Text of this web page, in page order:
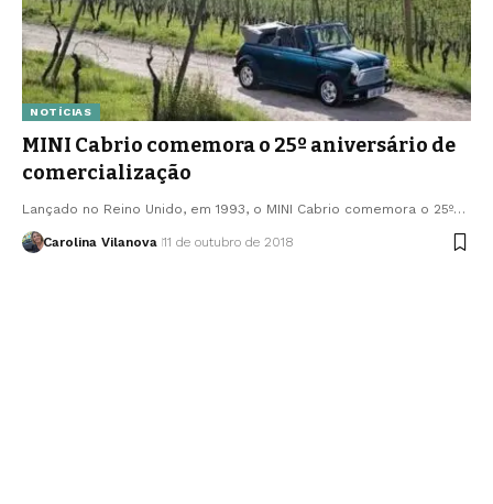
NOTÍCIAS
MINI Cabrio comemora o 25º aniversário de
comercialização
Lançado no Reino Unido, em 1993, o MINI Cabrio comemora o 25º…
Carolina Vilanova 11 de outubro de 2018